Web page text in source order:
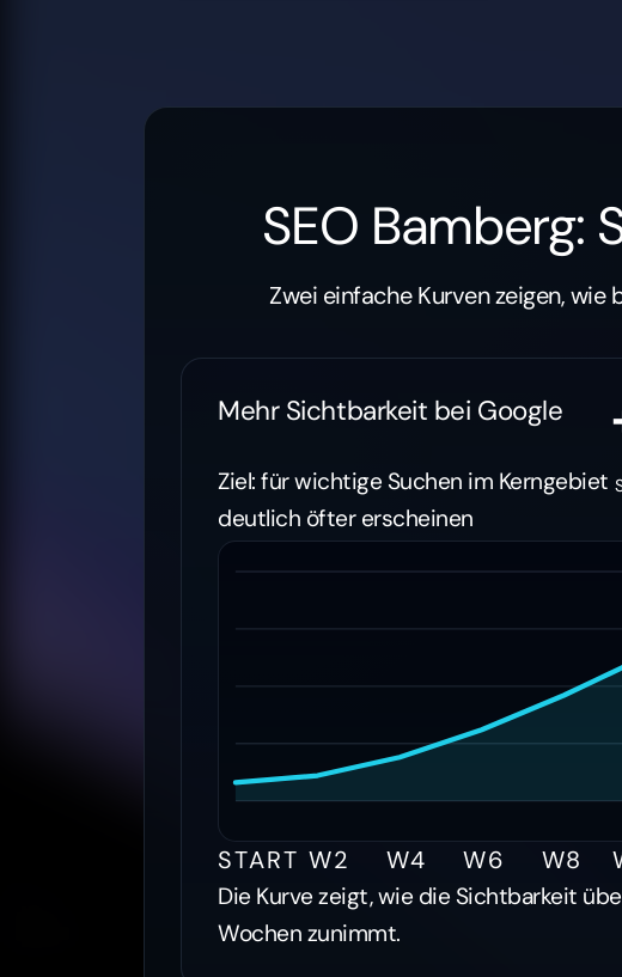
SEO Bamberg:
Zwei einfache Kurven zeigen,
Mehr Sichtbarkeit bei Google
Ziel: für wichtige Suchen im Kerngebiet
deutlich öfter erscheinen
START W2 W4 W6 W8
Die Kurve zeigt, wie die Sichtbarkeit
Wochen zunimmt.